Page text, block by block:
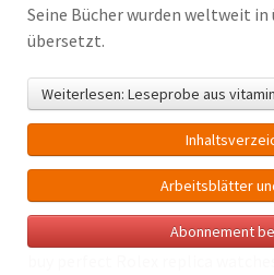
Seine Bücher wurden weltweit in
übersetzt.
Weiterlesen: Leseprobe aus
Arbeitsblätter
Abonnement